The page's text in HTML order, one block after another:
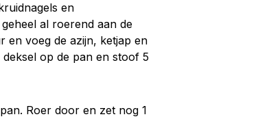
en
al roerend aan de
en voeg de azijn, ketjap en
op de pan en stoof 5
Roer door en zet nog 1